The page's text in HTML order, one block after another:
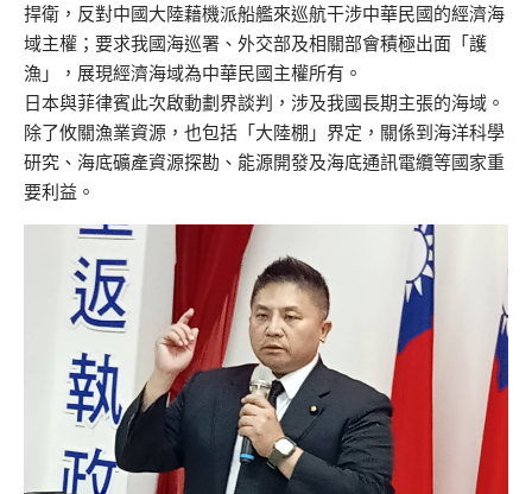
捍衛，反對中國大陸藉機派船艦來巡航干涉中華民國的經濟海
域主權；要求我國海巡署、外交部及相關部會積極出面「護
漁」，展現經濟海域為中華民國主權所有。
日本與菲律賓此次啟動劃界談判，涉及我國長期主張的海域。
除了攸關漁業資源，也包括「大陸棚」界定，關係到海洋科學
研究、海底礦產資源探勘、能源開發及海底通訊電纜等國家重
要利益。